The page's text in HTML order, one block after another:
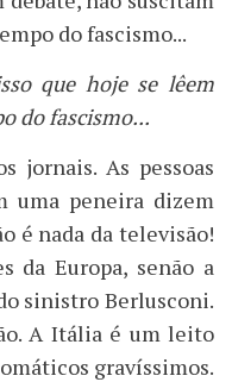
do fascismo...
que hoje se lêem
do fascismo...
jornais. As pessoas
uma peneira dizem
é nada da televisão!
da Europa, senão a
sinistro Berlusconi.
A Itália é um leito
gravíssimos.